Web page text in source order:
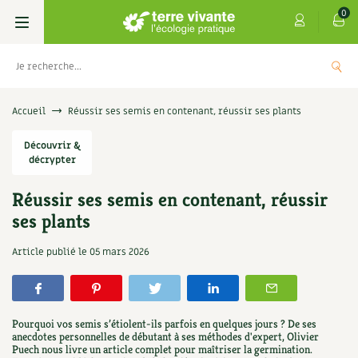
0
Livres
Permaculture, Jardin bio
Techniques de jardinage
Verger, arbres
Aménagement jardin
Les 4 saisons
Se réabonner
Offrir un abonnement
Les numéros
4 saisons
Graines, semences
Aromatiques
Florales
Cartes cadeau
Découvrir le Centre
Visiter en famille, entre amis
Jardin bio
Parole libre
Accueil Réussir ses semis en contenant, réussir ses plants
Découvrir &
décrypter
Réussir ses semis en contenant, réussir
ses plants
Article publié le 05 mars 2026
Pourquoi vos semis s’étiolent-ils parfois en quelques jours ? De ses
anecdotes personnelles de débutant à ses méthodes d'expert, Olivier
Puech nous livre un article complet pour maîtriser la germination.
5,00€